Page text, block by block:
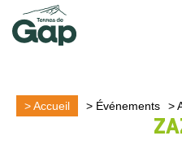
>Accueil > Événements >